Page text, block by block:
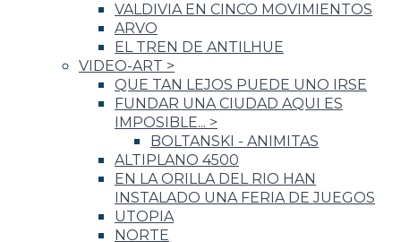
VALDIVIA EN CINCO MOVIMIENTOS
ARVO
EL TREN DE ANTILHUE
VIDEO-ART >
QUE TAN LEJOS PUEDE UNO IRSE
FUNDAR UNA CIUDAD AQUI ES
IMPOSIBLE... >
BOLTANSKI - ANIMITAS
ALTIPLANO 4500
EN LA ORILLA DEL RIO HAN
INSTALADO UNA FERIA DE JUEGOS
UTOPIA
NORTE